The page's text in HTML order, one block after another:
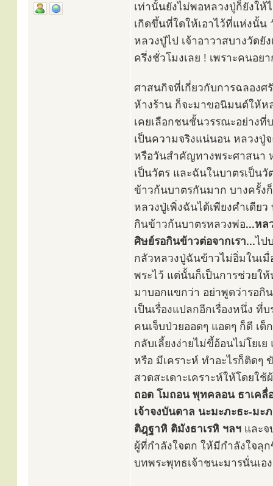
เท่านั้นยังไม่พอหลวงปู่ก็ยังใ
เกิดขึ้นที่ใดให้เอาไว้ที่แห่งนั้
หลวงปู่ไป เจ้าอาวาสบางวัด
ครึ่งชั่วโมงเลย ! เพราะคนอ
ศาสนกิจที่เกี่ยวกับการฉลอง
ห้างร้าน ก็จะมาขอนิมนต์ให้ห
เคยเลือกชนชั้นวรรณะอย่าง
เป็นความจริงแน่นอน หลวงปู่
หรือวันสำคัญทางพระศาสนา
เป็นวัตร และฉันในบาตรเป็น
ข้าวก้นบาตรกันมาก บางครั้ง
หลวงปู่เพิ่งฉันได้เพียงคำเดีย
กินข้าวก้นบาตรหลวงพ่อ...หล
ศิษย์รอกินข้าวต่อจากเรา...ไป
กลัวหลวงปู่ฉันข้าวไม่อิ่มในเ
พระไว้ แต่นั้นก็เป็นการช่วยใ
มาบอกแขกว่า อย่าพูดว่ารอกิ
เป็นเรื่องแปลกอีกเรื่องหนึ่ง
คนเจ็บป่วยออดๆ แอดๆ ก็ดี เ
กลับเลี้ยงง่ายไม่ขี้อ้อนไม่โยเ
หรือ มีเคราะห์ ทำอะไรก็ติดๆ
สวดสะเดาะเคราะห์ให้โดยใ
ถอด โมถอน พุทคลอน ธาเคลื่
เจ้าจงบันดาล นะมะภะธะ-มะ
ติฎฺฐาหิ ติมังธาเรหิ ฯลฯ และจ
ผู้ที่กำลังใจตก ให้มีกำลังใจ
บทพระพุทธเจ้าชนะมารนั่นเอ